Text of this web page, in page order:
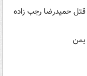
قتل حمیدرضا رجب زاده
یمن